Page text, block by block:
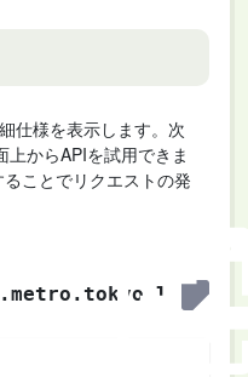
仕様を表示します。次
からAPIを試用できま
ことでリクエストの発